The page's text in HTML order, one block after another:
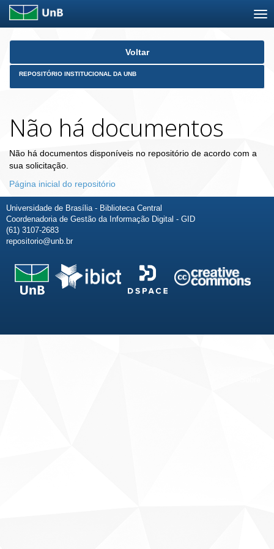
Skip
Voltar
REPOSITÓRIO INSTITUCIONAL DA UNB
Não há documentos
Não há documentos disponíveis no repositório de acordo com a
sua solicitação.
Página inicial do repositório
Universidade de Brasília - Biblioteca Central
Coordenadoria de Gestão da Informação Digital - GID
(61) 3107-2683
repositorio@unb.br